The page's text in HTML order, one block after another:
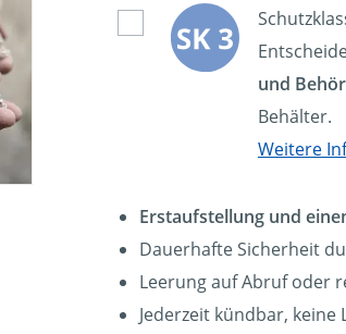
und
Behälter.
Weitere
Erstaufstellung und
Dauerhafte Sicherheit
Leerung auf Abruf oder
Jederzeit kündbar, keine